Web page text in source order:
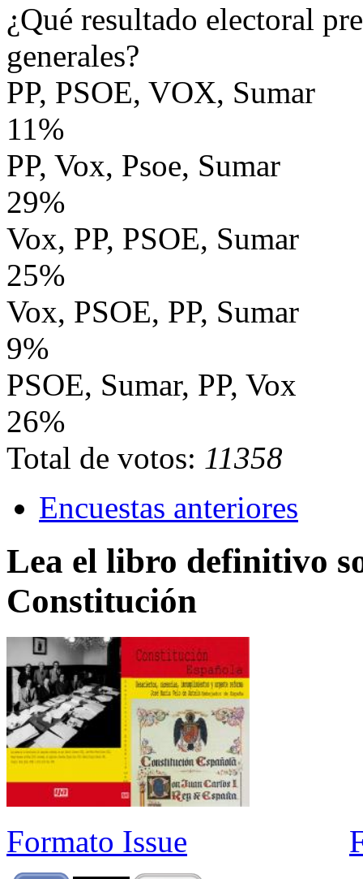
¿Qué resultado electoral
generales?
PP, PSOE, VOX, Sumar
11%
PP, Vox, Psoe, Sumar
29%
Vox, PP, PSOE, Sumar
25%
Vox, PSOE, PP, Sumar
9%
PSOE, Sumar, PP, Vox
26%
Total de votos: 11358
Encuestas anteriores
Lea el libro definitivo
Constitución
Formato Issue